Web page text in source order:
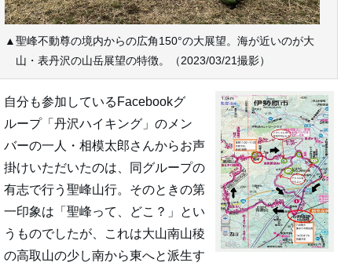
▲聖峰不動尊の境内からの広角150°の大展望。海が近いのが大
山・表丹沢の山岳展望の特徴。（2023/03/21撮影）
自分も参加しているFacebookグ
ループ「丹沢ハイキング」のメン
バーの一人・相模太郎さんからお声
掛けいただいたのは、同グループの
有志で行う聖峰山行。そのときの第
一印象は「聖峰って、どこ？」とい
うものでしたが、これは大山南山稜
の高取山の少し南から東へと派生す